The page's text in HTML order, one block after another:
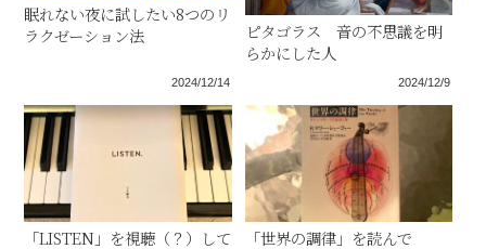
眠れない夜に試したい8つのリ
ラクゼーション法
2024/12/14
ピタゴラス 音の不思議を明
らかにした人
2024/12/9
「LISTEN」を視聴（？）して 「世界の調律」を読んで